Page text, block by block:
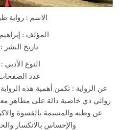
الاسم : رواية
المؤلف :
تاريخ النشر : 1996
النوع الأدبي
عدد الصفحات :
عن الرواية : تكمن أهمية هذه
روائي ذي خاصية دالة على مظاهر
عن وطنه والمتسمة بالقسوة
والإحساس بالانكسار